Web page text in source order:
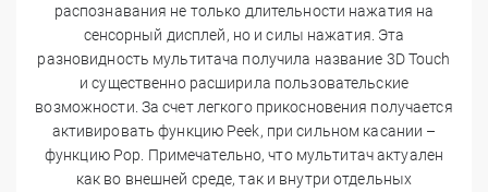
распознавания не только длительности нажатия на
сенсорный дисплей, но и силы нажатия. Эта
разновидность мультитача получила название 3D Touch
и существенно расширила пользовательские
возможности. За счет легкого прикосновения получается
активировать функцию Peek, при сильном касании –
функцию Рор. Примечательно, что мультитач актуален
как во внешней среде, так и внутри отдельных